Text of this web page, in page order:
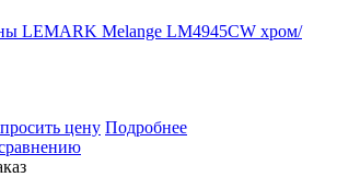
LEMARK Melange LM4945CW хром/
цену Подробнее